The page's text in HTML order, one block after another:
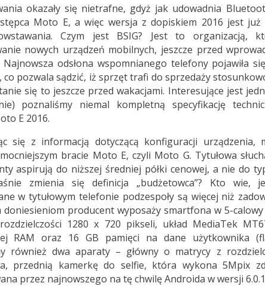
okazały się nietrafne, gdyż jak udowadnia
Moto E, a więc wersja z dopiskiem 2016 jest już
Czym jest BSIG? Jest to organizacją,
nowych urządzeń mobilnych, jeszcze przed
Najnowsza odsłona wspomnianego telefony pojawiła
co pozwala sądzić, iż sprzęt trafi do sprzedaży
się to jeszcze przed wakacjami. Interesujące jest
poznaliśmy niemal kompletną specyfikację
E 2016.
się z informacją dotyczącą konfiguracji urządzenia,
bracie Moto E, czyli Moto G. Tytułowa
aspirują do niższej średniej półki cenowej, a nie do
zmienia się definicja „budżetowca”? Kto wie,
w tytułowym telefonie podzespoły są więcej niż
doniesieniom producent wyposaży smartfona w 5-
1280 x 720 pikseli, układ MediaTek
RAM oraz 16 GB pamięci na dane użytkownika
również dwa aparaty – główny o matrycy z
przednią kamerkę do selfie, która wykona 5Mpix
przez najnowszego na tę chwilę Androida w wersji